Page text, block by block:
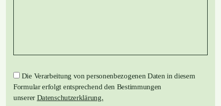
Die Verarbeitung von personenbezogenen Daten in diesem
Formular erfolgt entsprechend den Bestimmungen
unserer Datenschutzerklärung.